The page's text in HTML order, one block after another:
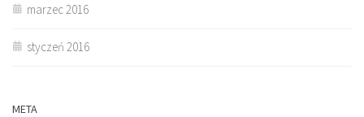
marzec 2016
styczeń 2016
META